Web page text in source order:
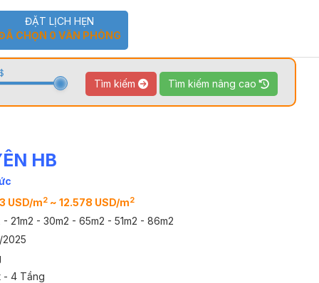
ĐẶT LỊCH HẸN
CHỌN 0 VĂN PHÒNG
Tìm kiếm Tìm kiếm nâng cao
HB
USD/m2 ~ 12.578 USD/m2
- 21m2 - 30m2 - 65m2 - 51m2 - 86m2
2025
- 4 Tầng